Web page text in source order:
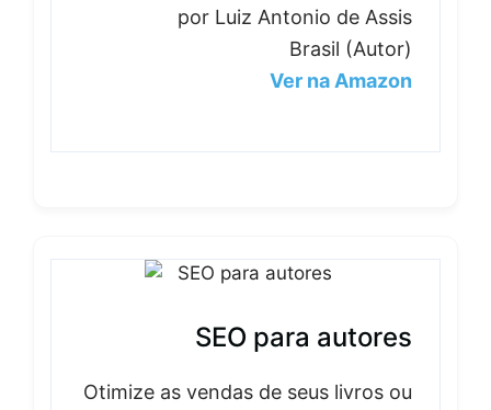
por Luiz Antonio de Assis
Brasil (Autor)
Ver na Amazon
SEO para autores
Otimize as vendas de seus livros ou